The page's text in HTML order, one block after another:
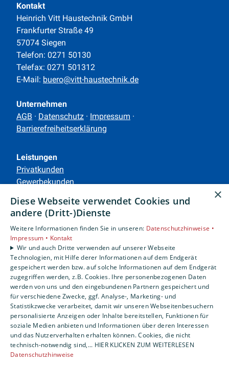
Kontakt
Heinrich Vitt Haustechnik GmbH
Frankfurter Straße 49
57074 Siegen
Telefon: 0271 50130
Telefax: 0271 501312
E-Mail: buero@vitt-haustechnik.de
Unternehmen
AGB · Datenschutz · Impressum ·
Barrierefreiheitserklärung
Leistungen
Privatkunden
Gewerbekunden
Unternehmen
Standorte
Siegen
Um externe HTML-Inhalte anzuzeigen, benötigen
wir Ihre Einwilligung.
Weitere Informationen finden Sie in unserer
Datenschutzerklärung.
COOKIE-EINSTELLUNGEN ÖFFNEN
×
Diese Webseite verwendet Cookies und
andere (Dritt-)Dienste
Weitere Informationen finden Sie in unseren: Datenschutzhinweise •
Impressum • Kontakt
Wir und auch Dritte verwenden auf unserer Webseite
Technologien, mit Hilfe derer Informationen auf dem Endgerät
gespeichert werden bzw. auf solche Informationen auf dem Endgerät
zugegriffen werden, z.B. Cookies. Ihre personenbezogenen Daten
werden von uns und den eingebundenen Partnern gespeichert und
für verschiedene Zwecke, ggf. Analyse-, Marketing- und
Statistikzwecke verarbeitet, damit wir unseren Webseitenbesuchern
personalisierte Anzeigen oder Inhalte bereitstellen, Funktionen für
soziale Medien anbieten und Informationen über deren Interessen
und das Nutzerverhalten erhalten können. Cookies, die nicht
technisch-notwendig sind,... HIER KLICKEN ZUM WEITERLESEN
Datenschutzhinweise